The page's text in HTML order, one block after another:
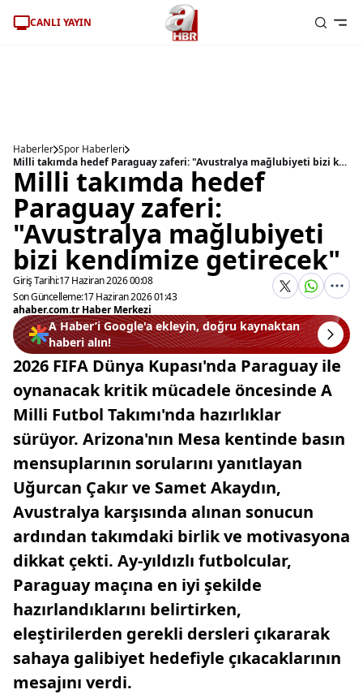
CANLI YAYIN
Haberler Spor Haberleri
Milli takımda hedef Paraguay zaferi: "Avustralya mağlubiyeti bizi kendimize getirecek"
Milli takımda hedef
Paraguay zaferi:
"Avustralya mağlubiyeti
bizi kendimize getirecek"
Giriş Tarihi:17 Haziran 2026 00:08
Son Güncelleme:17 Haziran 2026 01:43
ahaber.com.tr Haber Merkezi
A Haber’i Google'a ekleyin, doğru kaynaktan
haberi alın!
2026 FIFA Dünya Kupası'nda Paraguay ile
oynanacak kritik mücadele öncesinde A
Milli Futbol Takımı'nda hazırlıklar
sürüyor. Arizona'nın Mesa kentinde basın
mensuplarının sorularını yanıtlayan
Uğurcan Çakır ve Samet Akaydın,
Avustralya karşısında alınan sonucun
ardından takımdaki birlik ve motivasyona
dikkat çekti. Ay-yıldızlı futbolcular,
Paraguay maçına en iyi şekilde
hazırlandıklarını belirtirken,
eleştirilerden gerekli dersleri çıkararak
sahaya galibiyet hedefiyle çıkacaklarının
mesajını verdi.